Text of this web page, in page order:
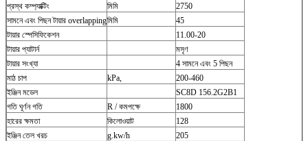
প্রস্থ কম্প্যাক্টিং
মিমি
2750
সামনে এবং পিছন টায়ার overlappingমিমি
45
টায়ার স্পেসিফিকেশন
11.00-20
টায়ার প্যাটার্ন
মসৃণ
টায়ার সংখ্যা
4 সামনে এবং 5 পিছন
মাঠ চাপ
kPa,
200-460
ইঞ্জিন মডেল
SC8D 156.2G2B1
গতি ঘূর্ণন গতি
R / কমপক্ষে
1800
হারের ক্ষমতা
কিলোওয়াট
128
ইঞ্জিন তেল খরচ
g.kw/h
205